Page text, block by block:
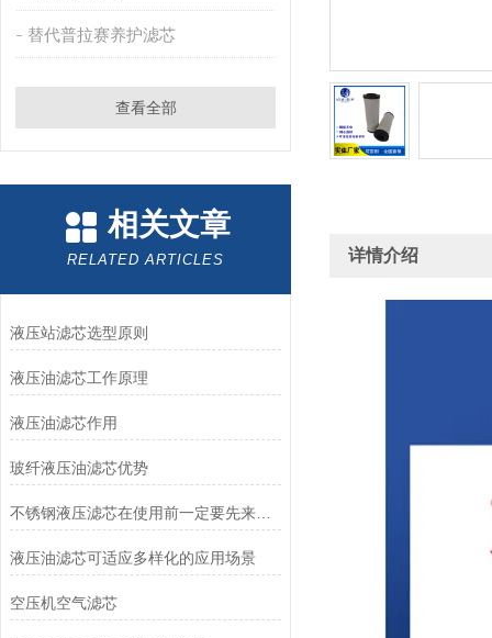
替代普拉赛养护滤芯
查看全部
相关文章
RELATED ARTICLES
液压站滤芯选型原则
液压油滤芯工作原理
液压油滤芯作用
玻纤液压油滤芯优势
不锈钢液压滤芯在使用前一定要先来了解下这些
液压油滤芯可适应多样化的应用场景
空压机空气滤芯
详情介绍